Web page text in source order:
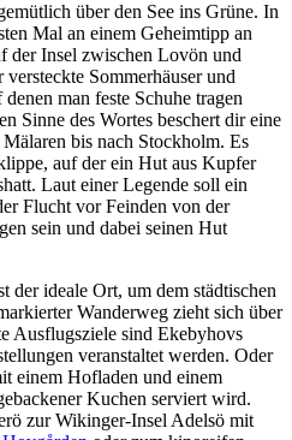
über den See ins Grüne. In
Mal an einem Geheimtipp an
der Insel zwischen Lovön und
Sommerhäuser und
man feste Schuhe tragen
Sinne des Wortes beschert dir eine
bis nach Stockholm. Es
auf der ein Hut aus Kupfer
Laut einer Legende soll ein
Flucht vor Feinden von der
sein und dabei seinen Hut
der ideale Ort, um dem städtischen
Wanderweg zieht sich über
Ausflugsziele sind Ekebyhovs
veranstaltet werden. Oder
einem Hofladen und einem
Kuchen serviert wird.
zur Wikinger-Insel Adelsö mit